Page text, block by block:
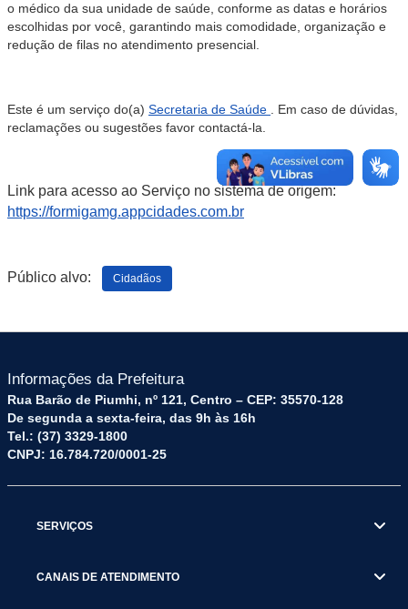
o médico da sua unidade de saúde, conforme as datas e horários
escolhidas por você, garantindo mais comodidade, organização e
redução de filas no atendimento presencial.
Este é um serviço do(a) Secretaria de Saúde
. Em caso de dúvidas,
reclamações ou sugestões favor contactá-la.
Link para acesso ao Serviço no sistema de origem:
https://formigamg.appcidades.com.br
Público alvo: Cidadãos
Informações da Prefeitura
Rua Barão de Piumhi, nº 121, Centro – CEP: 35570-128
De segunda a sexta-feira, das 9h às 16h
Tel.: (37) 3329-1800
CNPJ: 16.784.720/0001-25
SERVIÇOS
CANAIS DE ATENDIMENTO